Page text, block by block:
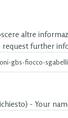
altre
request further
- Your